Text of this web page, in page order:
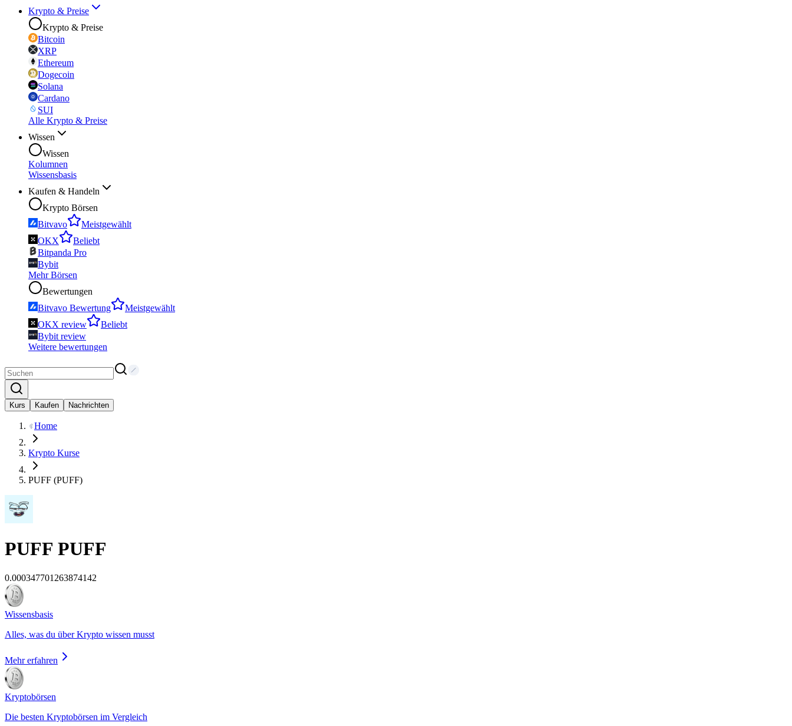
Krypto & Preise
Krypto & Preise
Bitcoin
XRP
Ethereum
Dogecoin
Solana
Cardano
SUI
Alle Krypto & Preise
Wissen
Wissen
Kolumnen
Wissensbasis
Kaufen & Handeln
Krypto Börsen
Bitvavo
Meistgewählt
OKX
Beliebt
Bitpanda Pro
Bybit
Mehr Börsen
Bewertungen
Bitvavo Bewertung
Meistgewählt
OKX review
Beliebt
Bybit review
Weitere bewertungen
Kurs Kaufen Nachrichten
Home
Krypto Kurse
PUFF (PUFF)
PUFF PUFF
0.000347701263874142
Wissensbasis
Alles, was du über Krypto wissen musst
Mehr erfahren
Kryptobörsen
Die besten Kryptobörsen im Vergleich